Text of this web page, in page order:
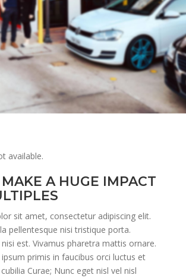
available.
A HUGE IMPACT
sit amet, consectetur adipiscing elit.
pellentesque nisi tristique porta.
est. Vivamus pharetra mattis ornare.
primis in faucibus orci luctus et
Curae; Nunc eget nisl vel nisl